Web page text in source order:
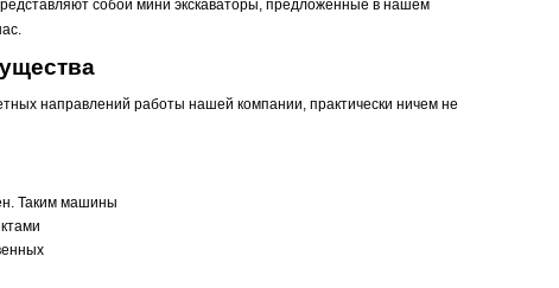
собой мини экскаваторы, предложенные в нашем
направлений работы нашей компании, практически ничем не
Таким машины